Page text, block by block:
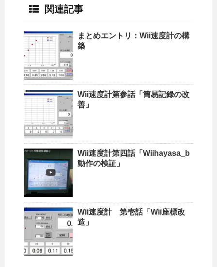
関連記事
まとめエントリ：Wii速度計の構
築
Wii速度計第参話「簡易記録の改
善」
Wii速度計第四話「Wiihayasa_b
動作の検証」
Wii速度計 第壱話「Wii座標改
造」